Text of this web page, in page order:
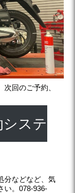
回のご予約、
ステ
分などなど、気
い。078-936-